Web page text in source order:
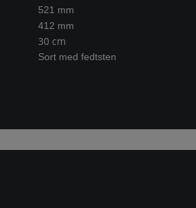
521 mm
412 mm
30 cm
Sort med fedtsten